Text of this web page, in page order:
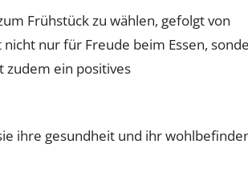
Frühstück zu wählen, gefolgt von
nur für Freude beim Essen,
zudem ein positives